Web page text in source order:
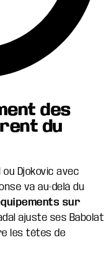
des
du
Djokovic avec
va au-delà du
sur
ajuste ses Babolat
les têtes de